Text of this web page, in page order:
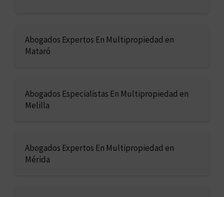
Abogados Expertos En Multipropiedad en
Mataró
Abogados Especialistas En Multipropiedad en
Melilla
Abogados Expertos En Multipropiedad en
Mérida